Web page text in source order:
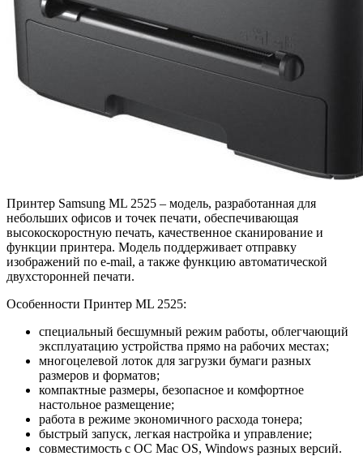
Принтер Samsung ML 2525 – модель, разработанная для
небольших офисов и точек печати, обеспечивающая
высокоскоростную печать, качественное сканирование и
функции принтера. Модель поддерживает отправку
изображений по e-mail, а также функцию автоматической
двухсторонней печати.
Особенности Принтер ML 2525:
специальный бесшумный режим работы, облегчающий
эксплуатацию устройства прямо на рабочих местах;
многоцелевой лоток для загрузки бумаги разных
размеров и форматов;
компактные размеры, безопасное и комфортное
настольное размещение;
работа в режиме экономичного расхода тонера;
быстрый запуск, легкая настройка и управление;
совместимость с ОС Mac OS, Windows разных версий.